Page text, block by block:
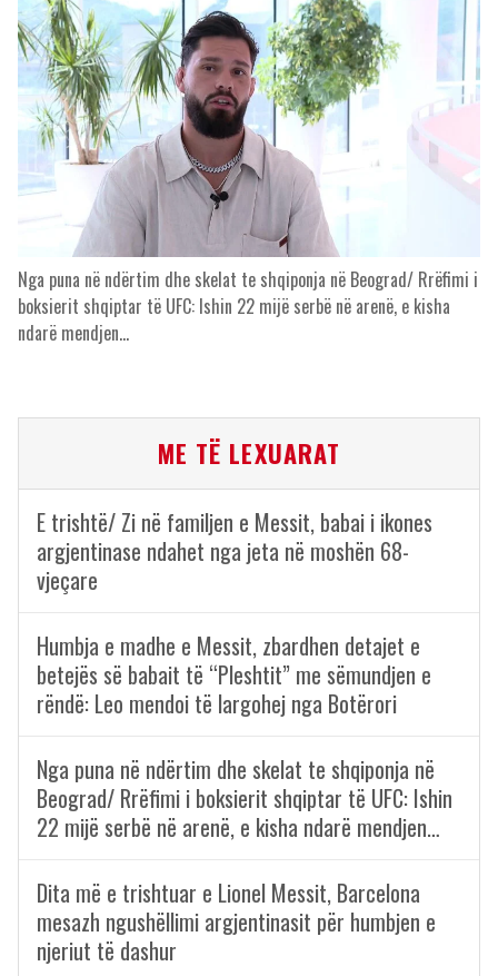
Nga puna në ndërtim dhe skelat te shqiponja në Beograd/ Rrëfimi i
boksierit shqiptar të UFC: Ishin 22 mijë serbë në arenë, e kisha
ndarë mendjen…
ME TË LEXUARAT
E trishtë/ Zi në familjen e Messit, babai i ikones
argjentinase ndahet nga jeta në moshën 68-
vjeçare
Humbja e madhe e Messit, zbardhen detajet e
betejës së babait të “Pleshtit” me sëmundjen e
rëndë: Leo mendoi të largohej nga Botërori
Nga puna në ndërtim dhe skelat te shqiponja në
Beograd/ Rrëfimi i boksierit shqiptar të UFC: Ishin
22 mijë serbë në arenë, e kisha ndarë mendjen…
Dita më e trishtuar e Lionel Messit, Barcelona
mesazh ngushëllimi argjentinasit për humbjen e
njeriut të dashur